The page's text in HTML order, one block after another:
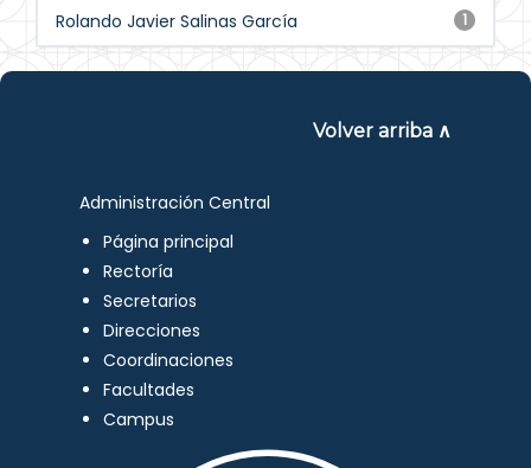
1
Rolando Javier Salinas García
Volver arriba ∧
Administración Central
Página principal
Rectoría
Secretarios
Direcciones
Coordinaciones
Facultades
Campus